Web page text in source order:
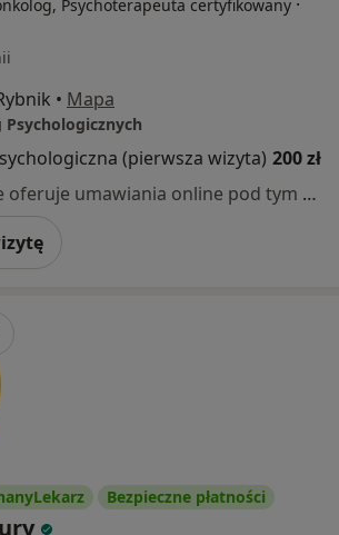
Psychoterapeuta certyfikowany
• Mapa
Psychologicznych
(pierwsza wizyta) 200 zł
Specjalista nie oferuje umawiania online pod tym adresem.
Bezpieczne płatności